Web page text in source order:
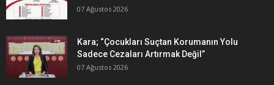
07 Ağustos 2026
Kara; “Çocukları Suçtan Korumanın Yolu
Sadece Cezaları Artırmak Değil”
07 Ağustos 2026